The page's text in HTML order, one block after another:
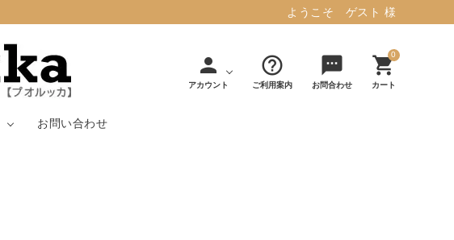
ようこそ ゲスト 様
person
アカウント
help_outline
ご利用案内
sms
お問合わせ
0
shopping_cart
カート
お問い合わせ